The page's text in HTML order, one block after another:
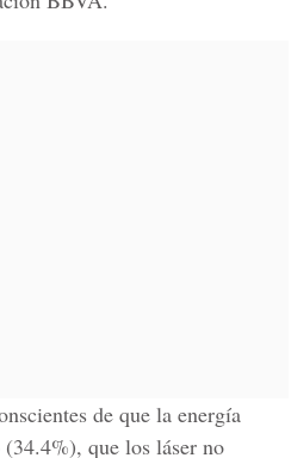
de que la energía
que los láser no